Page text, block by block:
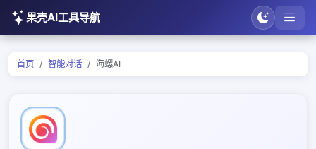
果壳AI工具导航
首页 智能对话 海螺AI